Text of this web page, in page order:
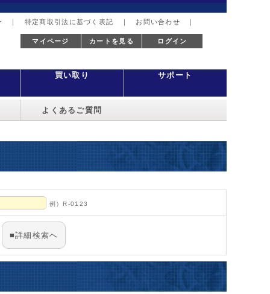
｜ 特定商取引法に基づく表記 ｜ お問い合わせ ｜
ログイン
カートを見る
マイページ
買い取り サポート
よくあるご質問
例）R-0123
■詳細検索へ